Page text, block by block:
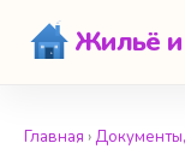
Жильё
Главная ›